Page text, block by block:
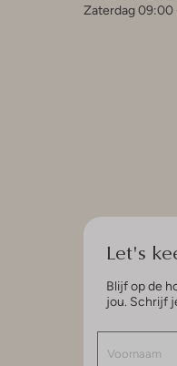
Zaterdag 09:00
Let's
Blijf op de
jou. Schrijf